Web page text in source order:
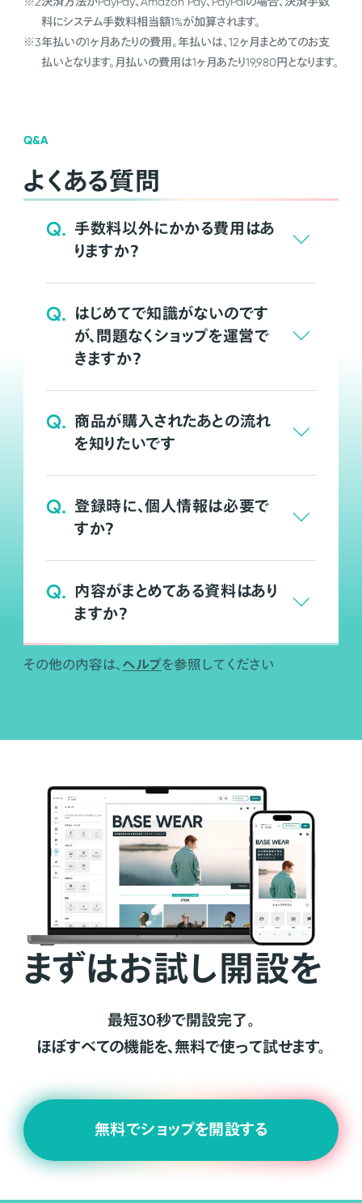
料にシステム手数料相当額1%が加算されます。
※3年払いの1ヶ月あたりの費用。年払いは、12ヶ月まとめてのお支
払いとなります。月払いの費用は1ヶ月あたり19,980円となります。
Q&A
よくある質問
Q. 手数料以外にかかる費用はあ
りますか？
Q. はじめてで知識がないのです
が、問題なくショップを運営で
きますか？
Q. 商品が購入されたあとの流れ
を知りたいです
Q. 登録時に、個人情報は必要で
すか？
Q. 内容がまとめてある資料はあり
ますか？
その他の内容は、 ヘルプを参照してください
まずはお試し開設を
最短30秒で開設完了。
ほぼすべての機能を、無料で使って試せます。
無料でショップを開設する